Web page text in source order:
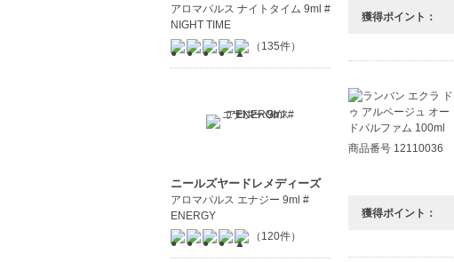
獲得ポイント：
商品番号 12110036
獲得ポイント：
アロマパルス ナイトタイム 9ml #
NIGHT TIME
（135件）
ニールズヤードレメディーズ
アロマパルス エナジー 9ml #
ENERGY
（120件）